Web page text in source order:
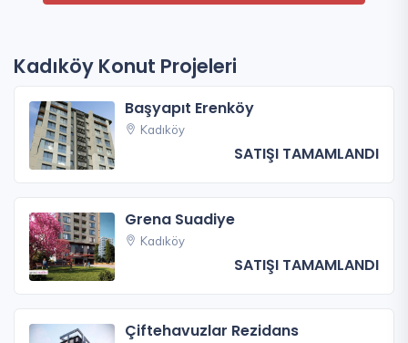
Kadıköy Konut Projeleri
Başyapıt Erenköy
Kadıköy
SATIŞI TAMAMLANDI
Grena Suadiye
Kadıköy
SATIŞI TAMAMLANDI
Çiftehavuzlar Rezidans